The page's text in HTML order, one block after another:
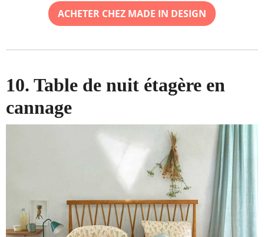
ACHETER CHEZ MADE IN DESIGN
10. Table de nuit étagère en
cannage